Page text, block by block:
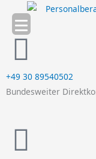
Inhalt
springen
+49 30 89540502
Bundesweiter